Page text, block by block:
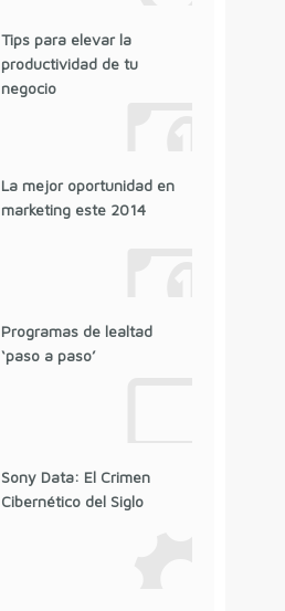
Tips para elevar la
productividad de tu
negocio
La mejor oportunidad en
marketing este 2014
Programas de lealtad
‘paso a paso’
Sony Data: El Crimen
Cibernético del Siglo